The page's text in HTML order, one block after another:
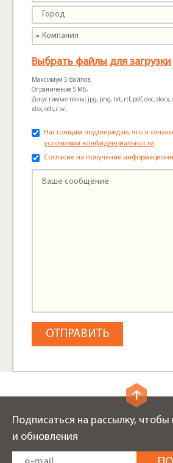
Выбрать файлы для загрузки
Максимум 5 файлов.
Ограничение 5 МБ.
Допустимые типы: jpg, png, txt, rtf, pdf, doc, docx,
xlsx, ods, csv.
Настоящим подтверждаю, что я
условиями конфиденциальности.
Согласие на получение
Подписаться на рассылку, чтобы
и обновления